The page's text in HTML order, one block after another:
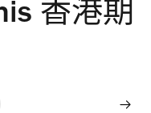
香港期